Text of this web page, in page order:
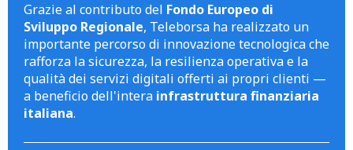
Grazie al contributo del Fondo Europeo di
Sviluppo Regionale, Teleborsa ha realizzato un
importante percorso di innovazione tecnologica che
rafforza la sicurezza, la resilienza operativa e la
qualità dei servizi digitali offerti ai propri clienti —
a beneficio dell'intera infrastruttura finanziaria
italiana.